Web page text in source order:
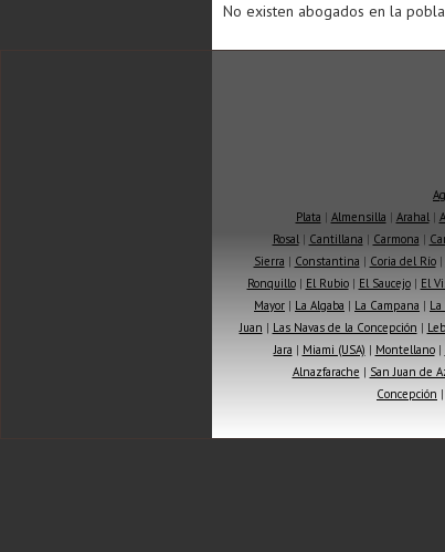
No existen abogados en la
Plata | Almensilla | Arahal|
Rosal| Cantillana | Carmona |
Sierra | Constantina | Coria del Río|
Ronquillo| El Rubio| El Saucejo| El
Mayor | La Algaba | La Campana |
Juan | Las Navas de la Concepción |
Jara | Miami (USA) | Montellano|
Alnazfarache | San Juan de
Concepción |